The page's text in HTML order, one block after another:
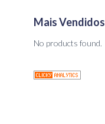
Mais Vendidos
No products found.